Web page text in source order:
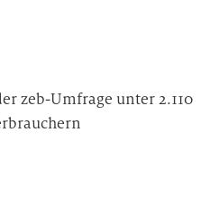
zeb-Umfrage unter 2.110